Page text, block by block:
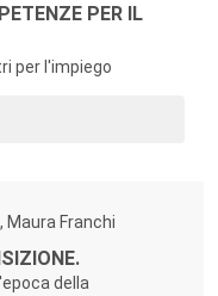
PER IL
per l'impiego
Maura Franchi
della